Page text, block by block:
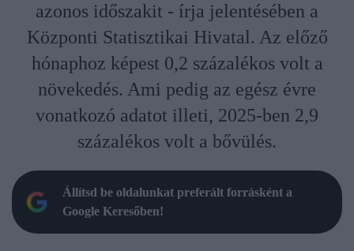
azonos időszakit - írja jelentésében a
Központi Statisztikai Hivatal. Az előző
hónaphoz képest 0,2 százalékos volt a
növekedés. Ami pedig az egész évre
vonatkozó adatot illeti, 2025-ben 2,9
százalékos volt a bővülés.
Állítsd be oldalunkat preferált forrásként a
Google Keresőben!